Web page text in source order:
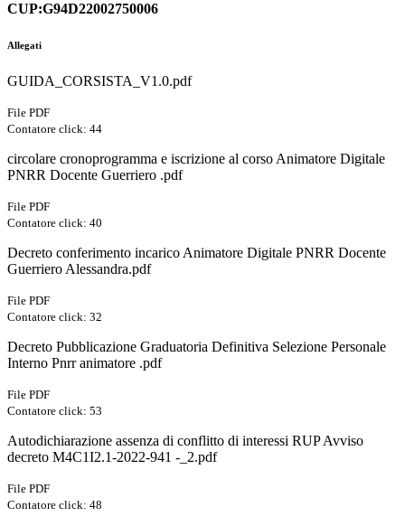
CUP:G94D22002750006
Allegati
GUIDA_CORSISTA_V1.0.pdf
File PDF
Contatore click: 44
circolare cronoprogramma e iscrizione al corso Animatore Digitale
PNRR Docente Guerriero .pdf
File PDF
Contatore click: 40
Decreto conferimento incarico Animatore Digitale PNRR Docente
Guerriero Alessandra.pdf
File PDF
Contatore click: 32
Decreto Pubblicazione Graduatoria Definitiva Selezione Personale
Interno Pnrr animatore .pdf
File PDF
Contatore click: 53
Autodichiarazione assenza di conflitto di interessi RUP Avviso
decreto M4C1I2.1-2022-941 -_2.pdf
File PDF
Contatore click: 48